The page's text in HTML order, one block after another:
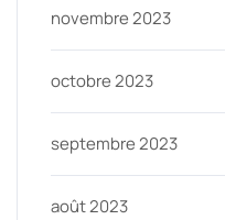
novembre 2023
octobre 2023
septembre 2023
août 2023